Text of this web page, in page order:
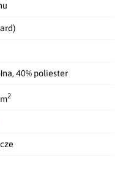
40% poliester
2